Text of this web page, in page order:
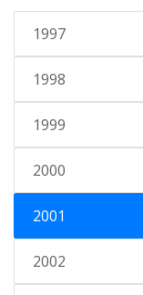
1997
1998
1999
2000
2001
2002